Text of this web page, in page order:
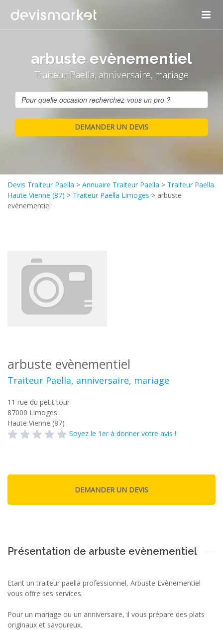
arbuste evènementiel
Traiteur Paella, anniversaire, mariage
Devis Traiteur Paella > Annuaire Traiteur Paella > Traiteur Paella
Haute Vienne (87) > Traiteur Paella Limoges > arbuste
evènementiel
arbuste evènementiel
Traiteur Paella, anniversaire, mariage
11 rue du petit tour
87000 Limoges
Haute Vienne (87)
Soyez le 1er à donner votre avis !
Présentation de arbuste evènementiel
Etant un traiteur paella professionnel, Arbuste Evènementiel
vous offre ses services.
Pour un mariage ou un anniversaire, il vous prépare des plats
originaux et savoureux.